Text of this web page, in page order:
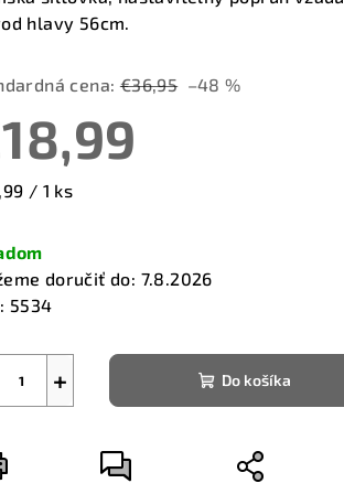
hlavy 56cm.
cena: €36,95 –48 %
/ 1 ks
doručiť do: 7.8.2026
5534
+ Do košíka